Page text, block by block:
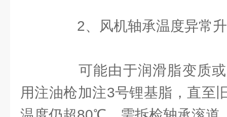
2、风机轴承温度异常
可能由于润滑脂变质或
用注油枪加注3号锂基脂，直至